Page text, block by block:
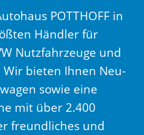
POTTHOFF in
Händler für
Nutzfahrzeuge und
Wir bieten Ihnen Neu-
sowie eine
mit über 2.400
freundliches und